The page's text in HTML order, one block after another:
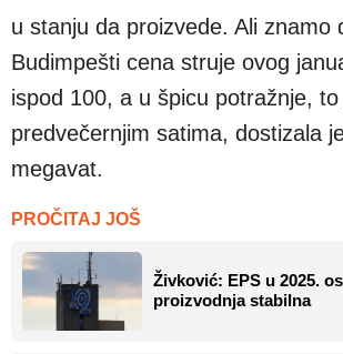
u stanju da proizvede. Ali znamo
Budimpešti cena struje ovog
ispod 100, a u špicu potražnje,
predvečernjim satima, dostizala
megavat.
PROČITAJ JOŠ
Živković: EPS u 2025.
proizvodnja stabilna